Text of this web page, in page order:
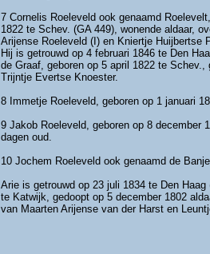
7 Cornelis Roeleveld ook genaamd
1822 te Schev. (GA 449), wonende aldaar,
Arijense Roeleveld (I) en Kniertje Huijbertse
Hij is getrouwd op 4 februari 1846 te Den
de Graaf, geboren op 5 april 1822 te
Trijntje Evertse Knoester.
8 Immetje Roeleveld, geboren op 1 januari
9 Jakob Roeleveld, geboren op 8 december
dagen oud.
10 Jochem Roeleveld ook genaamd de
Arie is getrouwd op 23 juli 1834 te Den
te Katwijk, gedoopt op 5 december 1802
van Maarten Arijense van der Harst en